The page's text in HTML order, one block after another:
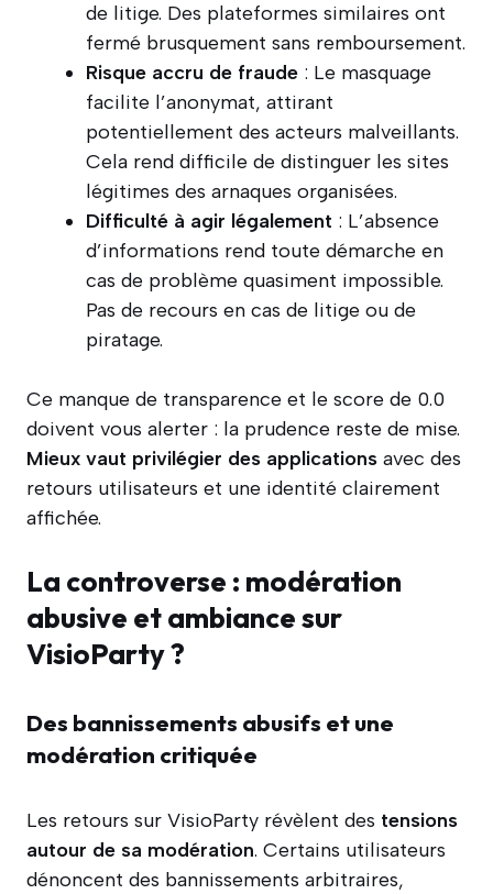
de litige. Des plateformes similaires ont
fermé brusquement sans remboursement.
Risque accru de fraude : Le masquage
facilite l’anonymat, attirant
potentiellement des acteurs malveillants.
Cela rend difficile de distinguer les sites
légitimes des arnaques organisées.
Difficulté à agir légalement : L’absence
d’informations rend toute démarche en
cas de problème quasiment impossible.
Pas de recours en cas de litige ou de
piratage.
Ce manque de transparence et le score de 0.0
doivent vous alerter : la prudence reste de mise.
Mieux vaut privilégier des applications avec des
retours utilisateurs et une identité clairement
affichée.
La controverse : modération
abusive et ambiance sur
VisioParty ?
Des bannissements abusifs et une
modération critiquée
Les retours sur VisioParty révèlent des tensions
autour de sa modération. Certains utilisateurs
dénoncent des bannissements arbitraires,